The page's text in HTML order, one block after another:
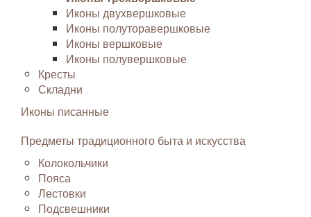
Иконы двухвершковые
Иконы полуторавершковые
Иконы вершковые
Иконы полувершковые
Кресты
Складни
Иконы писанные
Предметы традиционного быта и искусства
Колокольчики
Пояса
Лестовки
Подсвешники